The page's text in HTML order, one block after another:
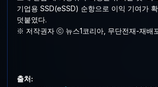
기업용 SSD(eSSD) 순항으로 이익 기여가
덧붙였다.
※ 저작권자 ⓒ 뉴스1코리아, 무단전재-재배
출처: